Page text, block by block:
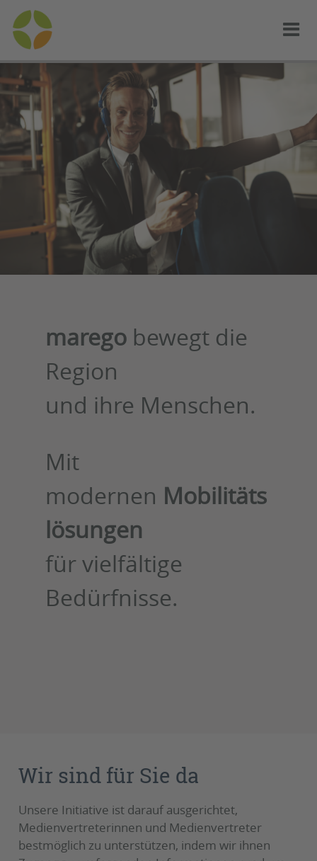
marego bewegt die
Region
und ihre Menschen.
Mit
modernen Mobilitäts
lösungen
für vielfältige
Bedürfnisse.
Wir sind für Sie da
Unsere Initiative ist darauf ausgerichtet,
Medienvertreterinnen und Medienvertreter
bestmöglich zu unterstützen, indem wir ihnen